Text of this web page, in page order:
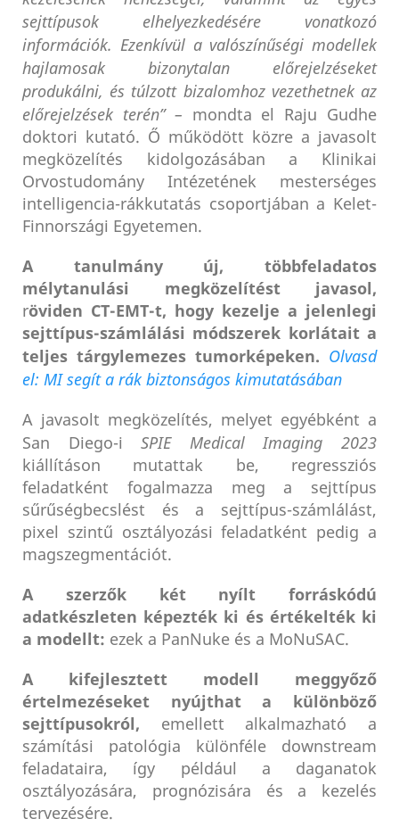
sejttípusok elhelyezkedésére vonatkozó
információk. Ezenkívül a valószínűségi modellek
hajlamosak bizonytalan előrejelzéseket
produkálni, és túlzott bizalomhoz vezethetnek az
előrejelzések terén” – mondta el Raju Gudhe
doktori kutató. Ő működött közre a javasolt
megközelítés kidolgozásában a Klinikai
Orvostudomány Intézetének mesterséges
intelligencia-rákkutatás csoportjában a Kelet-
Finnországi Egyetemen.
A tanulmány új, többfeladatos
mélytanulási megközelítést javasol,
röviden CT-EMT-t, hogy kezelje a jelenlegi
sejttípus-számlálási módszerek korlátait a
teljes tárgylemezes tumorképeken. Olvasd
el: MI segít a rák biztonságos kimutatásában
A javasolt megközelítés, melyet egyébként a
San Diego-iSPIE Medical Imaging 2023
kiállításon mutattak be, regressziós
feladatként fogalmazza meg a sejttípus
sűrűségbecslést és a sejttípus-számlálást,
pixel szintű osztályozási feladatként pedig a
magszegmentációt.
A szerzők két nyílt forráskódú
adatkészleten képezték ki és értékelték ki
a modellt: ezek a PanNuke és a MoNuSAC.
A kifejlesztett modell meggyőző
értelmezéseket nyújthat a különböző
sejttípusokról, emellett alkalmazható a
számítási patológia különféle downstream
feladataira, így például a daganatok
osztályozására, prognózisára és a kezelés
tervezésére.